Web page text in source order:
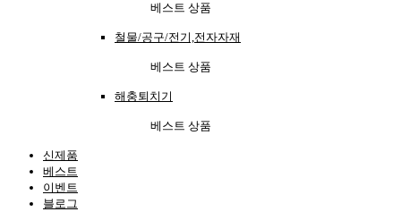
베스트 상품
철물/공구/전기,전자자재
베스트 상품
해충퇴치기
베스트 상품
신제품
베스트
이벤트
블로그